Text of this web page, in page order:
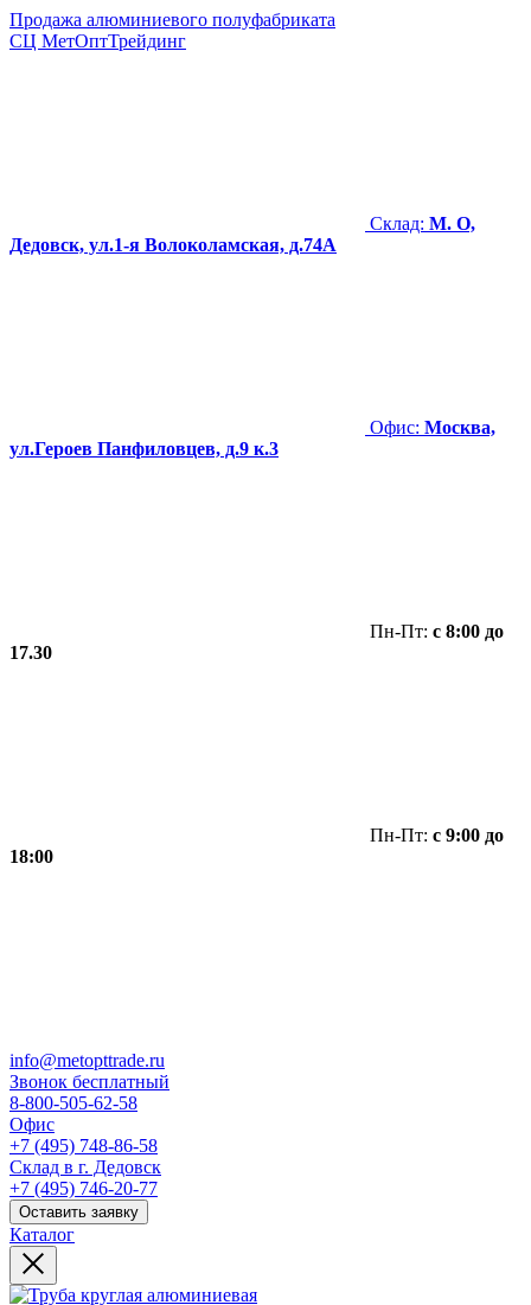
Продажа алюминиевого полуфабриката
СЦ МетОптТрейдинг
Склад: М. О,
Дедовск, ул.1-я Волоколамская, д.74А
Офис: Москва,
ул.Героев Панфиловцев, д.9 к.3
Пн-Пт: с 8:00 до
17.30
Пн-Пт: с 9:00 до
18:00
info@metopttrade.ru
Звонок бесплатный
8-800-505-62-58
Офис
+7 (495) 748-86-58
Склад в г. Дедовск
+7 (495) 746-20-77
Оставить заявку
Каталог